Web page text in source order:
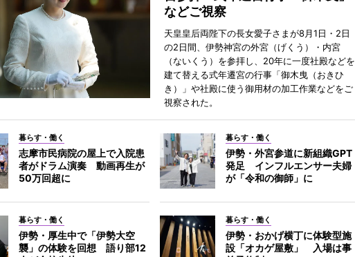
などご視察
天皇皇后両陛下の長女愛子さまが8月1日・2日
の2日間、伊勢神宮の外宮（げくう）・内宮
（ないくう）を参拝し、20年に一度社殿などを
建て替える式年遷宮の行事「御木曳（おきひ
き）」や社殿に使う御用材の加工作業などをご
視察された。
暮らす・働く
志摩市民病院の屋上で入院患
者がドラム演奏 動画再生が
50万回超に
暮らす・働く
伊勢・外宮参道に新組織GPT
発足 インフルエンサー夫婦
が「令和の御師」に
暮らす・働く
伊勢・厚生中で「伊勢大空
襲」の体験を回想 語り部12
暮らす・働く
伊勢・おかげ横丁に体験型施
設「オカゲ屋敷」 入場は事